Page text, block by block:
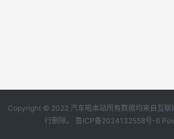
Copyright © 2022 汽车啦本站所有数据均来自互联
行删除。 鲁ICP备2024132558号-6